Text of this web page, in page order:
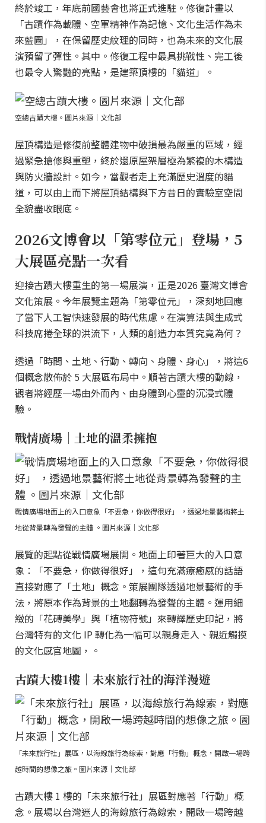
終於竣工，年底前國藝會也將正式進駐。修復計畫以
「古蹟作為載體、空軍精神作為記憶、文化生活作為未
來藍圖」，在保留歷史紋理的同時，也為未來的文化展
演預留了彈性。其中。修復工程中最具挑戰性、完工後
也最令人驚豔的亮點，是建築頂樓的「貓道」。
空總古蹟大樓。圖片來源｜文化部
屋頂構造是修復前整體建物中破損最為嚴重的區域，經
過緊急搶修與重塑，終於還原屋架層極為繁複的木構造
與防火牆設計。如今，當觀者走上充滿歷史溫度的貓
道，可以由上而下將屋頂結構與下方昔日的實驗室空間
全貌盡收眼底。
2026文博會以「第零位元」登場，5
大展區亮點一次看
迎接古蹟大樓重生的第一場展演，正是2026 臺灣文博會
文化策展。今年展覽主題為「第零位元」，深刻地回應
了當下人工智快速發展的時代焦慮。在演算法與生成式
科技席捲全球的洪流下，人類的創造力本質究竟為何？
透過「時間、土地、行動、轉向、身體、身心」，將這6
個概念散佈於 5 大展區布局中。順著古蹟大樓的動線，
觀者將經歷一場由外而內、由身體到心靈的沉浸式體
驗。
戰情廣場｜土地的溫柔擁抱
戰情廣場地面上的入口意象「不要急，你做得很好」 ，透過地景藝術將土
地從背景轉為發聲的主體 。圖片來源｜文化部
展覽的起點從戰情廣場展開。地面上印著巨大的入口意
象：「不要急，你做得很好」，這句充滿療癒感的話語
直接對應了「土地」概念。策展團隊透過地景藝術的手
法，將原本作為背景的土地翻轉為發聲的主體。運用細
緻的「花磚美學」與「植物符號」來轉譯歷史印記，將
台灣特有的文化 IP 轉化為一幅可以親身走入、親近觸摸
的文化感官地圖，。
古蹟大樓1樓｜未來旅行社的海洋漫遊
「未來旅行社」展區，以海線旅行為線索，對應「行動」概念，開啟一場跨
越時間的想像之旅。圖片來源｜文化部
古蹟大樓 1 樓的「未來旅行社」展區對應著「行動」概
念。展場以台灣迷人的海線旅行為線索，開啟一場跨越